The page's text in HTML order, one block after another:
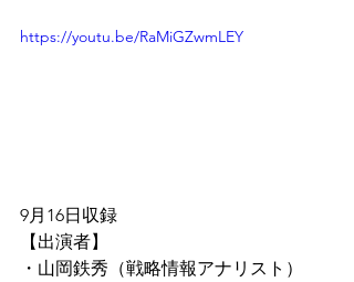
https://youtu.be/RaMiGZwmLEY
9月16日収録
【出演者】
・山岡鉄秀（戦略情報アナリスト）